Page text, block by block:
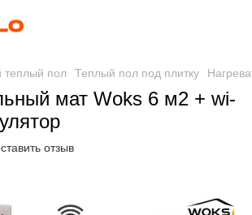
теплый пол Теплый пол под плитку
мат Woks 6 м2 + wi-
отзыв